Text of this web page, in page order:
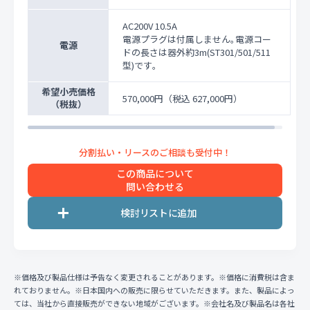
電源
AC200V 10.5A
電源プラグは付属しません｡電源コー
ドの長さは器外約3m(ST301/501/511
型)です｡
希望小売価格
（税抜）
570,000円 （税込 627,000円）
この商品について
問い合わせる
※価格及び製品仕様は予告なく変更されることがあります。※価格に消費税は含ま
れておりません。※日本国内への販売に限らせていただきます。また、製品によっ
ては、当社から直接販売ができない地域がございます。※会社名及び製品名は各社